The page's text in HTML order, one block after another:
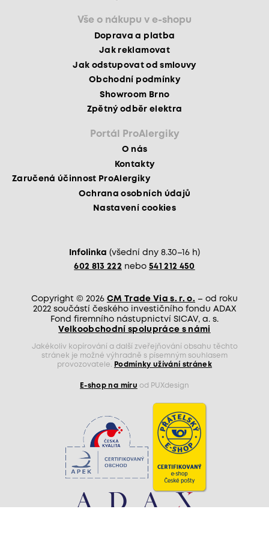
Vše o nákupu v e-shopu
Doprava a platba
Jak reklamovat
Jak odstupovat od smlouvy
Obchodní podmínky
Showroom Brno
Zpětný odběr elektra
Portál ProAlergiky
O nás
Kontakty
Zaručená účinnost ProAlergiky
Ochrana osobních údajů
Nastavení cookies
Infolinka (všední dny 8.30–16 h)
602 813 222 nebo 541 212 450
Copyright © 2026 CM Trade Via s. r. o. – od roku
2022 součástí českého investičního fondu ADAX
Fond firemního nástupnictví SICAV, a. s.
Velkoobchodní spolupráce s námi
Jakékoliv kopírování a další zveřejňování obsahu těchto
stránek je možné výhradně s písemným souhlasem
provozovatele.
Podmínky užívání stránek
E-shop na míru od PUXdesign